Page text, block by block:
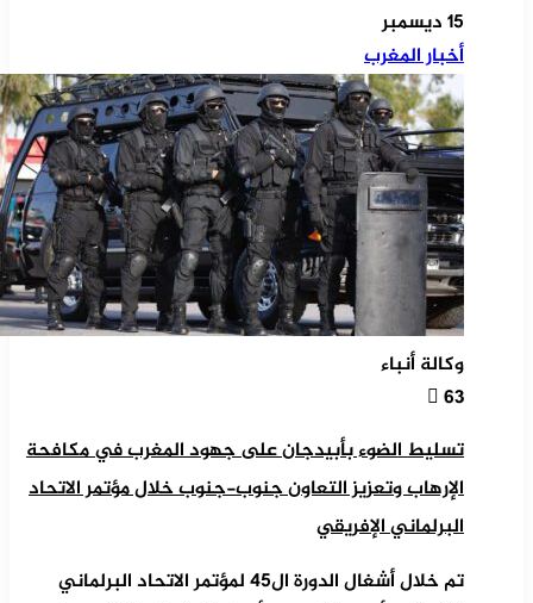
15 ديسمبر
أخبار المغرب
وكالة أنباء
63
تسليط الضوء بأبيدجان على جهود المغرب في مكافحة
الإرهاب وتعزيز التعاون جنوب-جنوب خلال مؤتمر الاتحاد
البرلماني الإفريقي
تم خلال أشغال الدورة ال45 لمؤتمر الاتحاد البرلماني